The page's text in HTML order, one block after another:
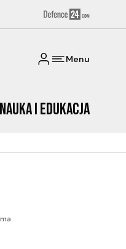
Menu
Nauka i edukacja